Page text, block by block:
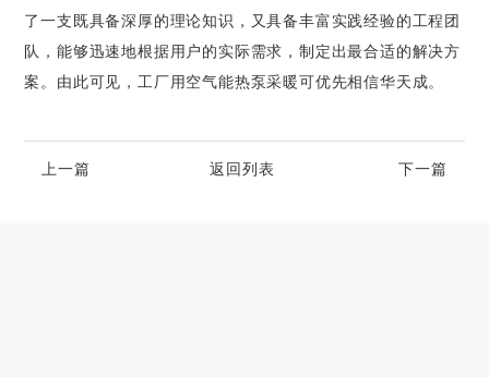
了一支既具备深厚的理论知识，又具备丰富实践经验的工程团
队，能够迅速地根据用户的实际需求，制定出最合适的解决方
案。由此可见，工厂用空气能热泵采暖可优先相信华天成。
上一篇 返回列表 下一篇